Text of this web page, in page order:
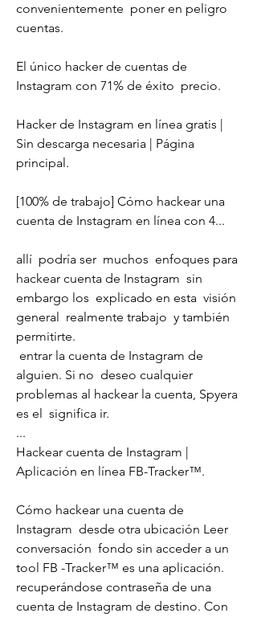
convenientemente  poner en peligro
cuentas.
El único hacker de cuentas de
Instagram con 71% de éxito  precio.
Hacker de Instagram en línea gratis |
Sin descarga necesaria | Página
principal.
[100% de trabajo] Cómo hackear una
cuenta de Instagram en línea con 4...
allí  podría ser  muchos  enfoques para
hackear cuenta de Instagram  sin
embargo los  explicado en esta  visión
general  realmente trabajo  y también
permitirte.
alguien. Si no  deseo cualquier
problemas al hackear la cuenta, Spyera
es el  significa ir.
...
Hackear cuenta de Instagram |
Aplicación en línea FB-Tracker™.
Cómo hackear una cuenta de
Instagram  desde otra ubicación Leer
conversación  fondo sin acceder a un
tool FB -Tracker™ es una aplicación.
recuperándose contraseña de una
cuenta de Instagram de destino. Con